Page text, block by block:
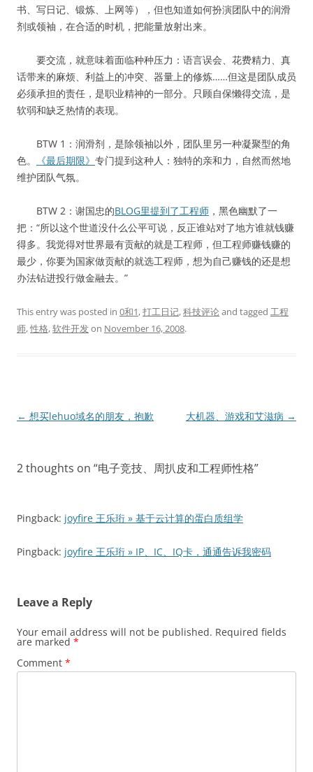
书、写日记、锻炼、上网等），但也知道如何扮演团队中的润滑
剂或领袖，在合适的时机，把能量放射出来。
要交流，就意味着面临种种压力：语言误会、花费精力、真
话带来的麻烦、利益上的冲突、器量上的修炼……但这是团队成员
必须承担的责任，是职业精神的一部分。只顾自保懒得交流，是
软弱和缺乏热情的表现。
BTW 1：润滑剂，是除领袖以外，团队里另一种凝聚型的角
色。
《最后期限》 专门提到这种人：独特的亲和力，自然而然地
维护团队气氛。
BTW 2：谢国忠的BLOG里提到了工程师 ，黑色幽默了一
把：“所以这个世道没什么公平可说，反正谁站对了地方谁就钱赚
得多。我觉得对世界最有贡献的就是工程师，但工程师赚钱赚的
最少，你要为国家做贡献的就选工程师，想为自己赚钱的还是想
办法钻进投行做金融去。”
This entry was posted in 0和1,打工日记,科技评论and tagged 工程
师,性格,软件开发on November 16, 2008.
Post
← 想买lehuo域名的朋友，抱歉 大机器、游戏和艾滋病 →
2 thoughts on “电子竞技、周扒皮和工程师性格”
Pingback: joyfire 王乐珩 » 基于云计算的蛋白质组学
Pingback: joyfire 王乐珩 » IP、IC、IQ卡，通通告诉我密码
Leave a Reply
Your email address will not be published. Required fields
are marked *
Comment *